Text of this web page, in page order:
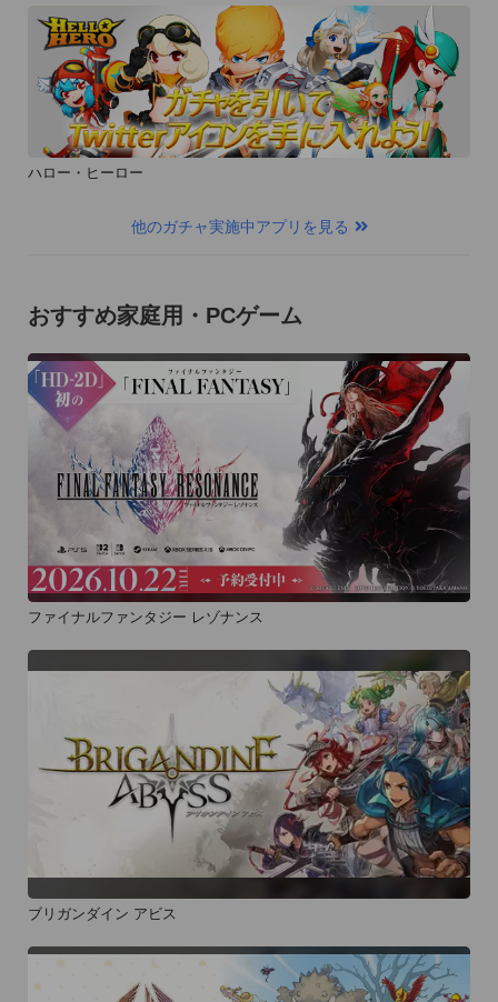
ハロー・ヒーロー
他のガチャ実施中アプリを見る
おすすめ家庭用・PCゲーム
ファイナルファンタジー レゾナンス
ブリガンダイン アビス